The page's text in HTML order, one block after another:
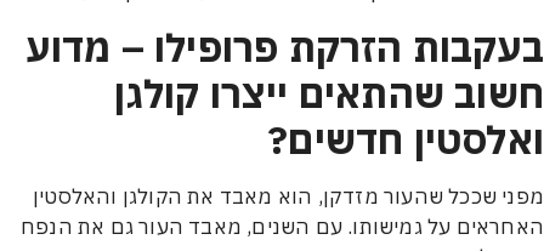
הזרקת פרופילו – מדוע
שהתאים ייצרו קולגן
חדשים?
שככל שהעור מזדקן, הוא מאבד את הקולגן והאלסטין
על גמישותו. עם השנים, מאבד העור גם את הנפח